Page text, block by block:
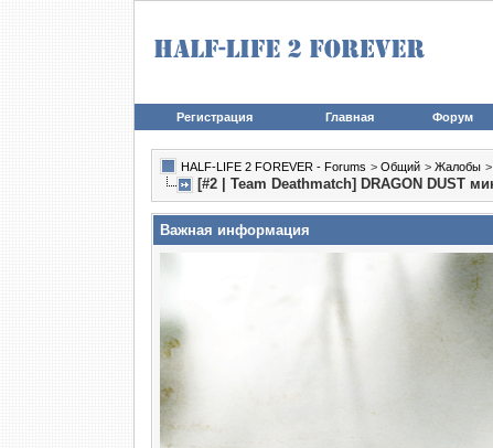
Регистрация Главная Форум
HALF-LIFE 2 FOREVER - Forums > Общий > Жалобы >
[#2 | Team Deathmatch] DRAGON DUST
Важная информация